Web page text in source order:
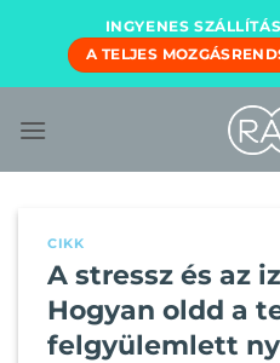
content
INGYENES
A TELJES
CIKK
A stressz és az
Hogyan oldd a
felgyülemlett